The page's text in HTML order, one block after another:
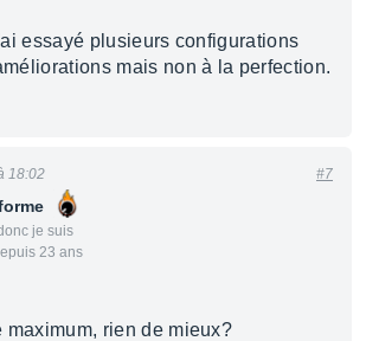
essayé plusieurs configurations
mais non à la perfection.
je suis
23 ans
18:02 #7
maximum, rien de mieux?